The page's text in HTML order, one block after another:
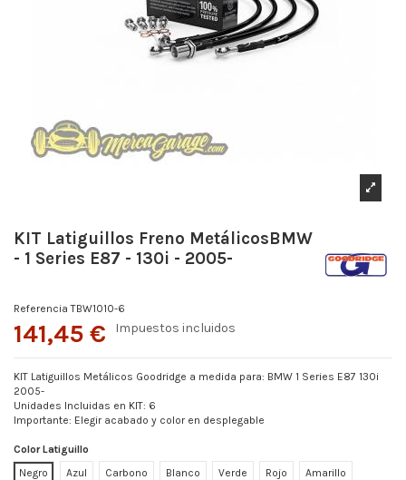
KIT Latiguillos Freno MetálicosBMW
- 1 Series E87 - 130i - 2005-
Referencia TBW1010-6
141,45 € Impuestos incluidos
KIT Latiguillos Metálicos Goodridge a medida para: BMW 1 Series E87 130i
2005-
Unidades Incluidas en KIT: 6
Importante: Elegir acabado y color en desplegable
Color Latiguillo
Negro
Azul Carbono Blanco Verde Rojo Amarillo